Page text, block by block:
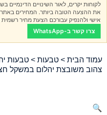
לקוחות יקרים, לאור השינויים
את ההצעה הטובה ביותר. המחירים
אישי ולהנפיק עבורכם הצעת מחיר רשמית
צרו קשר ב-WhatsApp
עמוד הבית > טבעות > טבעות
צהוב משובצת יהלום במשקל
🔍